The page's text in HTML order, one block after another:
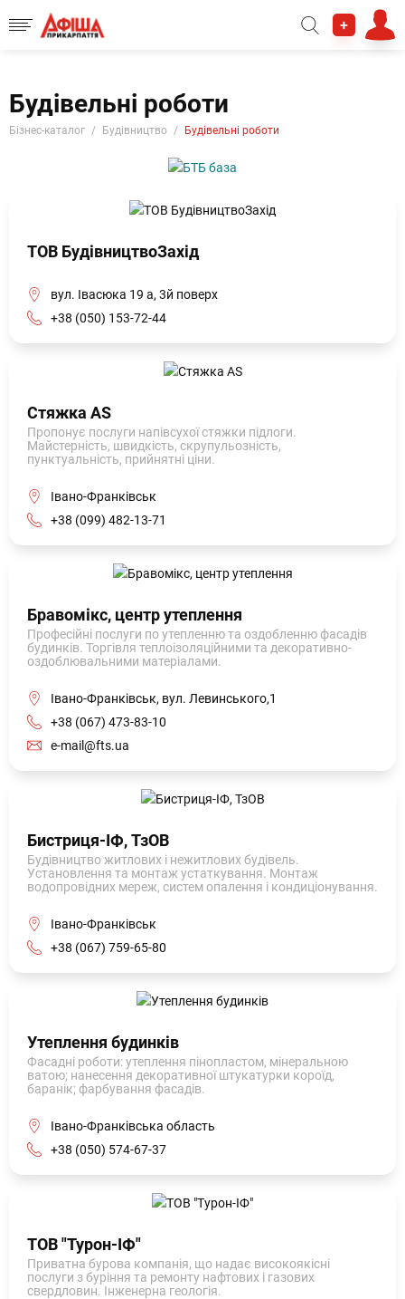
+
Будівельні роботи
Бізнес-каталог Будівництво Будівельні роботи
ТОВ БудівництвоЗахід
вул. Івасюка 19 а, 3й поверх
+38 (050) 153-72-44
Стяжка AS
Пропонує послуги напівсухої стяжки підлоги.
Майстерність, швидкість, скрупульозність,
пунктуальність, прийнятні ціни.
Івано-Франківськ
+38 (099) 482-13-71
Бравомікс, центр утеплення
Професійні послуги по утепленню та оздобленню фасадів
будинків. Торгівля теплоізоляційними та декоративно-
оздоблювальними матеріалами.
Івано-Франківськ, вул. Левинського,1
+38 (067) 473-83-10
e-mail@fts.ua
Бистриця-ІФ, ТзОВ
Будівництво житлових і нежитлових будівель.
Установлення та монтаж устаткування. Монтаж
водопровідних мереж, систем опалення і кондиціонування.
Івано-Франківськ
+38 (067) 759-65-80
Утеплення будинків
Фасадні роботи: утеплення пінопластом, мінеральною
ватою; нанесення декоративної штукатурки короїд,
баранік; фарбування фасадів.
Івано-Франківська область
+38 (050) 574-67-37
ТОВ "Турон-ІФ"
Приватна бурова компанія, що надає високоякісні
послуги з буріння та ремонту нафтових і газових
свердловин. Інженерна геологія.